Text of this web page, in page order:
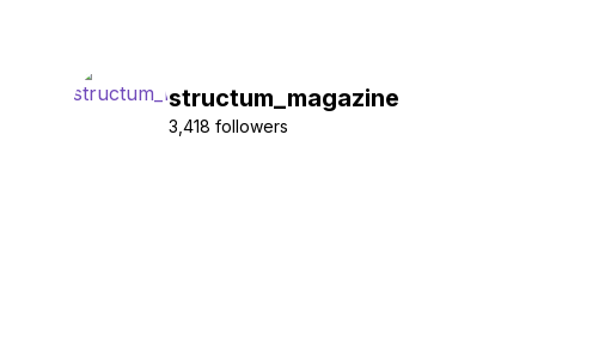
structum_magazine
3,418 followers